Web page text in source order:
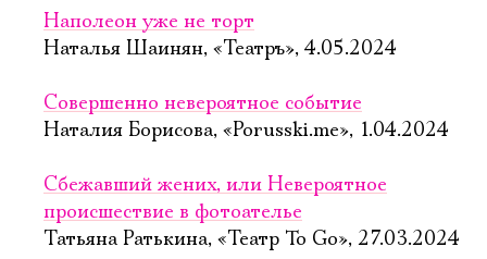
Наполеон уже не торт
Наталья Шаинян, «Театръ», 4.05.2024
Совершенно невероятное событие
Наталия Борисова, «Porusski.me», 1.04.2024
Сбежавший жених, или Невероятное
происшествие в фотоателье
Татьяна Ратькина, «Театр To Go», 27.03.2024